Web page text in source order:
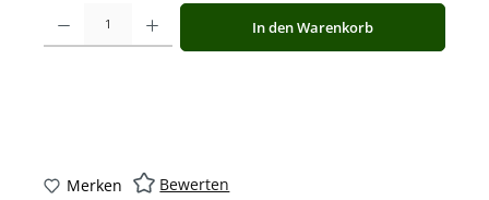
Produkt Anzahl: Gib den gewünschten Wert ein oder benutze die
In den Warenkorb
Merken Bewerten